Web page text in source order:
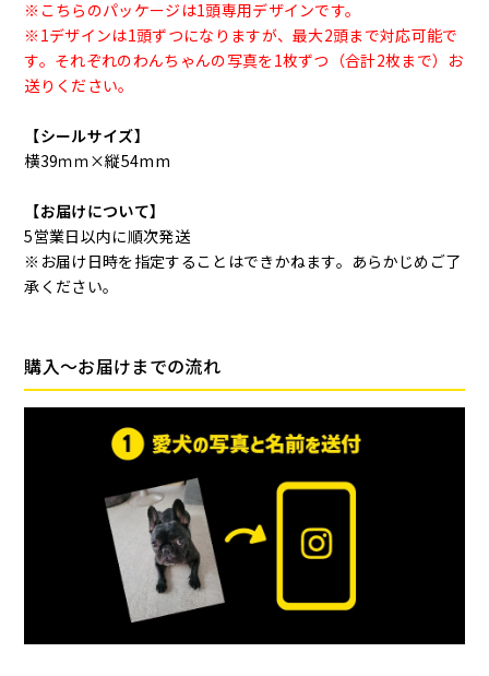
※こちらのパッケージは1頭専用デザインです。
※1デザインは1頭ずつになりますが、最大2頭まで対応可能で
す。それぞれのわんちゃんの写真を1枚ずつ（合計2枚まで）お
送りください。
【シールサイズ】
横39ｍｍ×縦54mm
【お届けについて】
5営業日以内に順次発送
※お届け日時を指定することはできかねます。あらかじめご了
承ください。
購入〜お届けまでの流れ